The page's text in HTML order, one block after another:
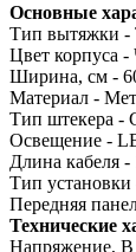
Основные
Тип вытяжки -
Цвет корпуса
Ширина, см -
Материал -
Тип штекера -
Освещение -
Длина кабеля -
Тип установки
Передняя
Технические
Напряжение, В